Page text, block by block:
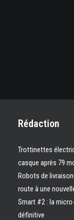
Rédaction
Trottinettes
casque après 79
Robots de
route à une
Smart #2 : la
définitive